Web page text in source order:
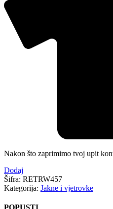
Nakon što zaprimimo tvoj upit
Dodaj
Šifra: RETRW457
Kategorija: Jakne i vjetrovke